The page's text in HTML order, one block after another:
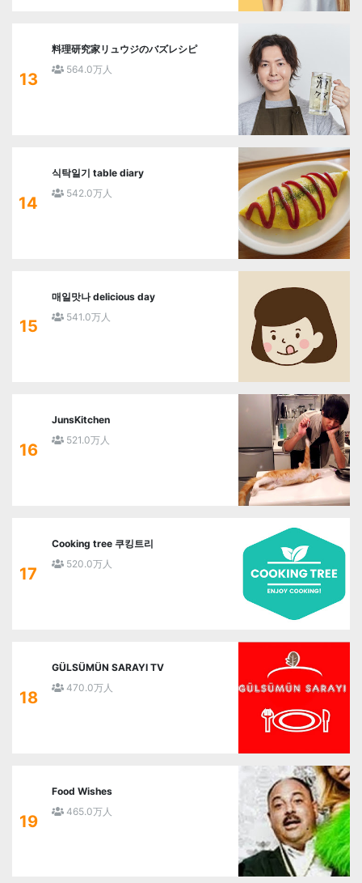
13
料理研究家リュウジのバズレシピ
564.0万人
14
식탁일기 table diary
542.0万人
15
매일맛나 delicious day
541.0万人
16
JunsKitchen
521.0万人
17
Cooking tree 쿠킹트리
520.0万人
18
GÜLSÜMÜN SARAYI TV
470.0万人
19
Food Wishes
465.0万人